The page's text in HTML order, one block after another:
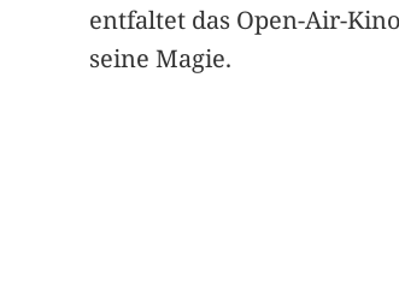
entfaltet das Open-Air-Kino
seine Magie.